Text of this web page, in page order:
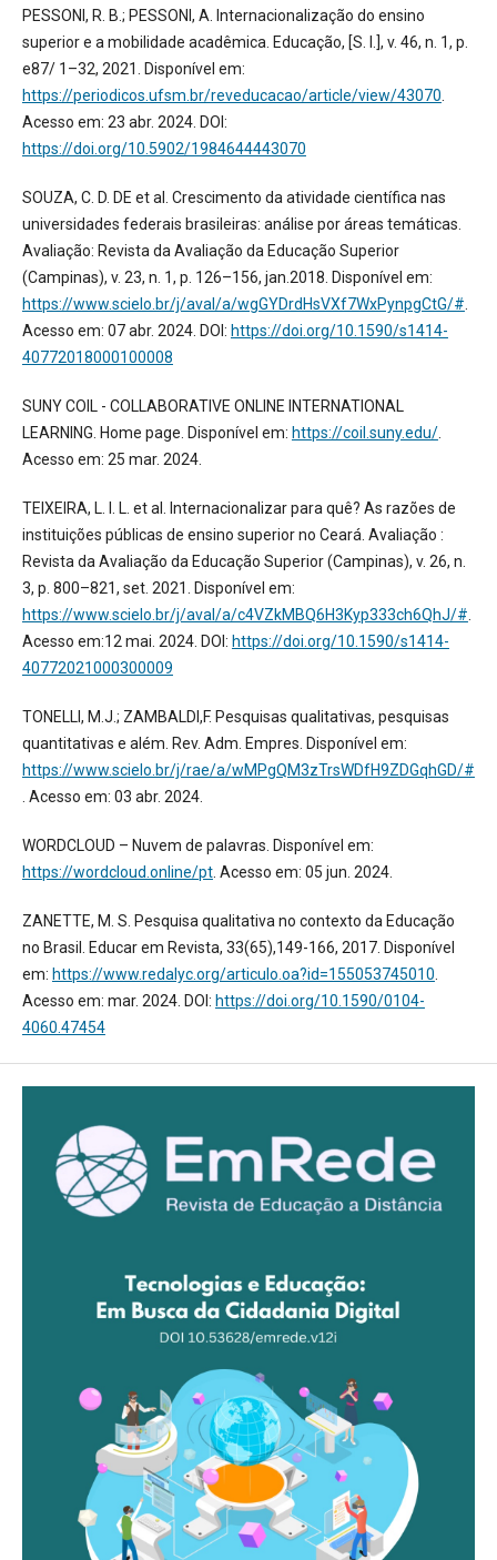
PESSONI, R. B.; PESSONI, A. Internacionalização do ensino
superior e a mobilidade acadêmica. Educação, [S. l.], v. 46, n. 1, p.
e87/ 1–32, 2021. Disponível em:
https://periodicos.ufsm.br/reveducacao/article/view/43070
Acesso em: 23 abr. 2024. DOI:
https://doi.org/10.5902/1984644443070
SOUZA, C. D. DE et al. Crescimento da atividade científica nas
universidades federais brasileiras: análise por áreas temáticas.
Avaliação: Revista da Avaliação da Educação Superior
(Campinas), v. 23, n. 1, p. 126–156, jan.2018. Disponível em:
https://www.scielo.br/j/aval/a/wgGYDrdHsVXf7WxPynpgCtG/#
Acesso em: 07 abr. 2024. DOI: https://doi.org/10.1590/s1414-
40772018000100008
SUNY COIL - COLLABORATIVE ONLINE INTERNATIONAL
LEARNING. Home page. Disponível em: https://coil.suny.edu/.
Acesso em: 25 mar. 2024.
TEIXEIRA, L. I. L. et al. Internacionalizar para quê? As razões de
instituições públicas de ensino superior no Ceará. Avaliação :
Revista da Avaliação da Educação Superior (Campinas), v. 26, n.
3, p. 800–821, set. 2021. Disponível em:
https://www.scielo.br/j/aval/a/c4VZkMBQ6H3Kyp333ch6QhJ/#
Acesso em:12 mai. 2024. DOI: https://doi.org/10.1590/s1414-
40772021000300009
TONELLI, M.J.; ZAMBALDI,F. Pesquisas qualitativas, pesquisas
quantitativas e além. Rev. Adm. Empres. Disponível em:
https://www.scielo.br/j/rae/a/wMPgQM3zTrsWDfH9ZDGqhGD/#
. Acesso em: 03 abr. 2024.
WORDCLOUD – Nuvem de palavras. Disponível em:
https://wordcloud.online/pt. Acesso em: 05 jun. 2024.
ZANETTE, M. S. Pesquisa qualitativa no contexto da Educação
no Brasil. Educar em Revista, 33(65),149-166, 2017. Disponível
em: https://www.redalyc.org/articulo.oa?id=155053745010
Acesso em: mar. 2024. DOI: https://doi.org/10.1590/0104-
4060.47454